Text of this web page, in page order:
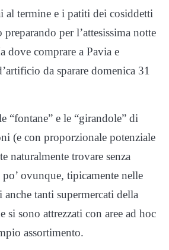
termine e i patiti dei cosiddetti
per l’attesissima notte
dove comprare a Pavia e
da sparare domenica 31
“fontane” e le “girandole” di
(e con proporzionale potenziale
naturalmente trovare senza
ovunque, tipicamente nelle
anche tanti supermercati della
si sono attrezzati con aree ad hoc
assortimento.